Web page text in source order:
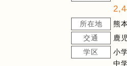
所在地
熊
交通
鹿
学区
小
中